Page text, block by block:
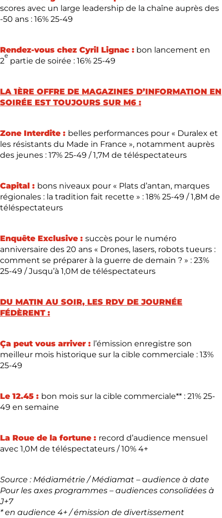
scores avec un large leadership de la chaîne auprès des
-50 ans : 16% 25-49
Rendez-vous chez Cyril Lignac : bon lancement en
2
e
partie de soirée : 16% 25-49
LA 1ÈRE OFFRE DE MAGAZINES D’INFORMATION EN
SOIRÉE EST TOUJOURS SUR M6 :
Zone Interdite : belles performances pour « Duralex et
les résistants du Made in France », notamment auprès
des jeunes : 17% 25-49 / 1,7M de téléspectateurs
Capital : bons niveaux pour « Plats d’antan, marques
régionales : la tradition fait recette » : 18% 25-49 / 1,8M de
téléspectateurs
Enquête Exclusive : succès pour le numéro
anniversaire des 20 ans « Drones, lasers, robots tueurs :
comment se préparer à la guerre de demain ? » : 23%
25-49 / Jusqu’à 1,0M de téléspectateurs
DU MATIN AU SOIR, LES RDV DE JOURNÉE
FÉDÈRENT :
Ça peut vous arriver : l’émission enregistre son
meilleur mois historique sur la cible commerciale : 13%
25-49
Le 12.45 : bon mois sur la cible commerciale** : 21% 25-
49 en semaine
La Roue de la fortune : record d’audience mensuel
avec 1,0M de téléspectateurs / 10% 4+
Source : Médiamétrie / Médiamat – audience à date
Pour les axes programmes – audiences consolidées à
J+7
* en audience 4+ / émission de divertissement